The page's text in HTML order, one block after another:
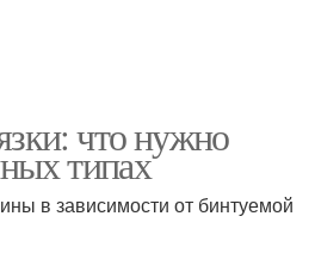
что нужно
типах
в зависимости от бинтуе­мой